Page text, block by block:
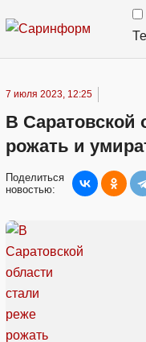
7 июля 2023, 12:25
В Саратовской
рожать и
Поделиться
новостью: